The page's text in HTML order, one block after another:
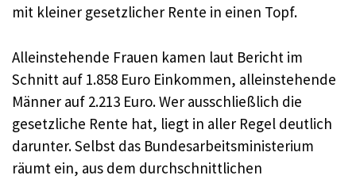
mit kleiner gesetzlicher Rente in einen Topf.
Alleinstehende Frauen kamen laut Bericht im
Schnitt auf 1.858 Euro Einkommen, alleinstehende
Männer auf 2.213 Euro. Wer ausschließlich die
gesetzliche Rente hat, liegt in aller Regel deutlich
darunter. Selbst das Bundesarbeitsministerium
räumt ein, aus dem durchschnittlichen